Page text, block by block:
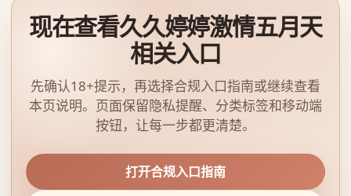
现在查看久久婷婷激情五月天
相关入口
先确认18+提示，再选择合规入口指南或继续查看
本页说明。页面保留隐私提醒、分类标签和移动端
按钮，让每一步都更清楚。
打开合规入口指南